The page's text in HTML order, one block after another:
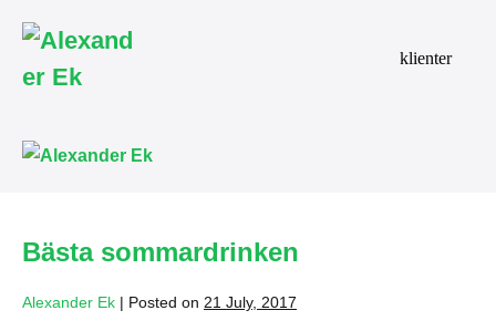
content
klienter
Bästa sommardrinken
Alexander Ek | Posted on 21 July, 2017